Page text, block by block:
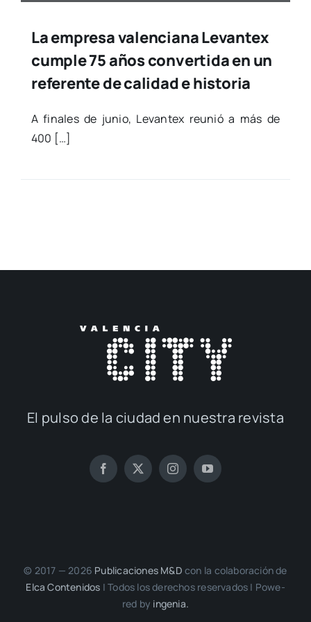
La empresa valenciana Levantex
cumple 75 años convertida en un
referente de calidad e historia
A fina­les de junio, Levan­tex reu­nió a más de
400 […]
El pul­so de la ciu­dad en nues­tra revis­ta
© 2017 — 2026 Publi­ca­cio­nes M&D con la cola­bo­ra­ción de
Elca Con­te­ni­dos | Todos los dere­chos reser­va­dos | Powe­
red by inge­nia.